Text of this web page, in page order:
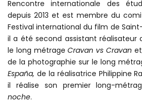
Rencontre internationale des
depuis 2013 et est membre du
Festival international du film de Saint-
il a été second assistant réalisateur
le long métrageCravan vs Cravan
de la photographie sur le long
España, de la réalisatrice Philippine
il réalise son premier long-
noche.